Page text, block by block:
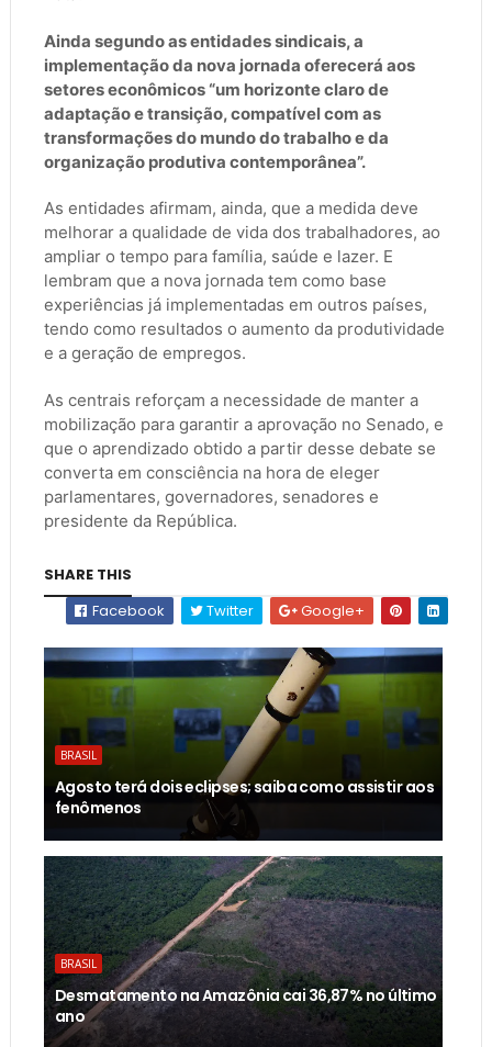
Ainda segundo as entidades sindicais, a
implementação da nova jornada oferecerá aos
setores econômicos “um horizonte claro de
adaptação e transição, compatível com as
transformações do mundo do trabalho e da
organização produtiva contemporânea”.
As entidades afirmam, ainda, que a medida deve
melhorar a qualidade de vida dos trabalhadores, ao
ampliar o tempo para família, saúde e lazer. E
lembram que a nova jornada tem como base
experiências já implementadas em outros países,
tendo como resultados o aumento da produtividade
e a geração de empregos.
As centrais reforçam a necessidade de manter a
mobilização para garantir a aprovação no Senado, e
que o aprendizado obtido a partir desse debate se
converta em consciência na hora de eleger
parlamentares, governadores, senadores e
presidente da República.
SHARE THIS
Facebook
Twitter Google+
BRASIL
Agosto terá dois eclipses; saiba como assistir aos
fenômenos
BRASIL
Desmatamento na Amazônia cai 36,87% no último
ano